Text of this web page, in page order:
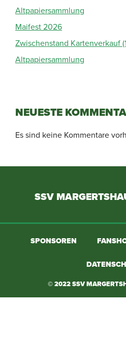
Altpapiersammlung
Maifest 2026
Zwischenstand Kartenverkauf
Altpapiersammlung
NEUESTE
Es sind keine Kommentare
SSV
SPONSOREN
© 2022 SSV